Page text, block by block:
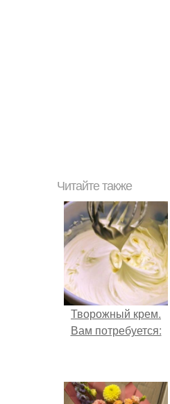
Читайте также
Творожный крем.
Вам потребуется: